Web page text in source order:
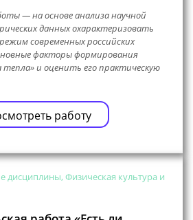
— на основе анализа научной
данных охарактеризовать
современных российских
факторы формирования
тепла» и оценить его практическую
работу
дисциплины, Физическая культура и